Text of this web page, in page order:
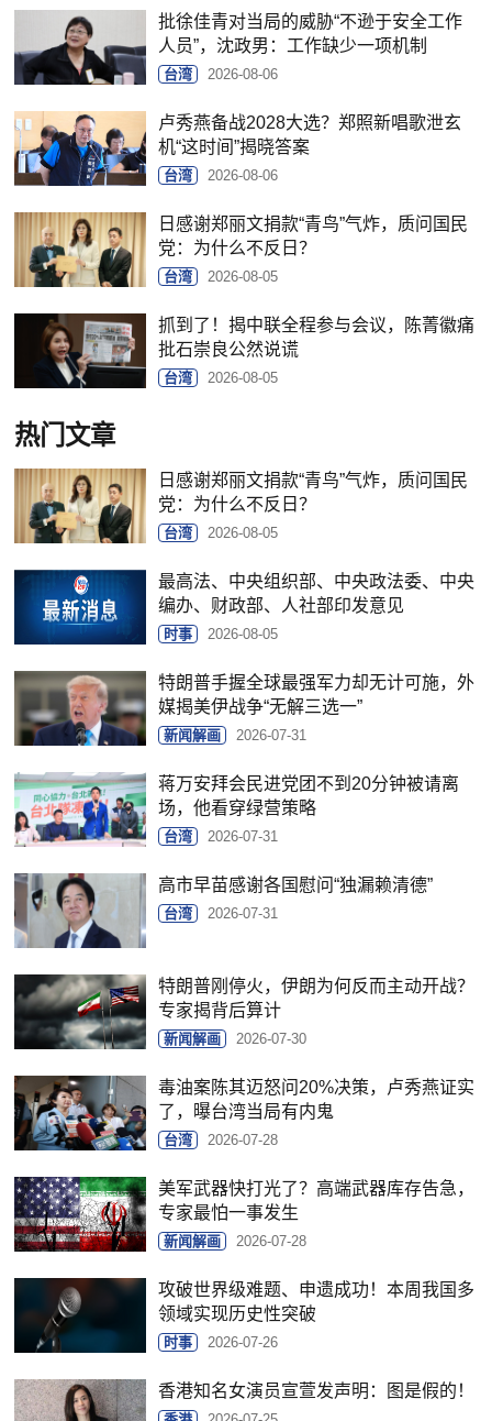
批徐佳青对当局的威胁“不逊于安全工作
人员”，沈政男：工作缺少一项机制
台湾 2026-08-06
卢秀燕备战2028大选？郑照新唱歌泄玄
机“这时间”揭晓答案
台湾 2026-08-06
日感谢郑丽文捐款“青鸟”气炸，质问国民
党：为什么不反日？
台湾 2026-08-05
抓到了！揭中联全程参与会议，陈菁徽痛
批石崇良公然说谎
台湾 2026-08-05
热门文章
日感谢郑丽文捐款“青鸟”气炸，质问国民
党：为什么不反日？
台湾 2026-08-05
最高法、中央组织部、中央政法委、中央
编办、财政部、人社部印发意见
时事 2026-08-05
特朗普手握全球最强军力却无计可施，外
媒揭美伊战争“无解三选一”
新闻解画 2026-07-31
蒋万安拜会民进党团不到20分钟被请离
场，他看穿绿营策略
台湾 2026-07-31
高市早苗感谢各国慰问“独漏赖清德”
台湾 2026-07-31
特朗普刚停火，伊朗为何反而主动开战？
专家揭背后算计
新闻解画 2026-07-30
毒油案陈其迈怒问20%决策，卢秀燕证实
了，曝台湾当局有内鬼
台湾 2026-07-28
美军武器快打光了？高端武器库存告急，
专家最怕一事发生
新闻解画 2026-07-28
攻破世界级难题、申遗成功！本周我国多
领域实现历史性突破
时事 2026-07-26
香港知名女演员宣萱发声明：图是假的！